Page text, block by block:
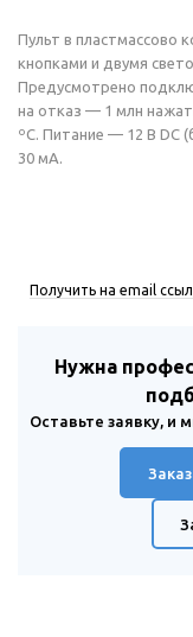
Пульт в пластмассово
кнопками и двумя
Предусмотрено
на отказ — 1 млн
ºС. Питание — 12 В DC
30 мА.
Получить на email
Нужна
Оставьте заявку, и